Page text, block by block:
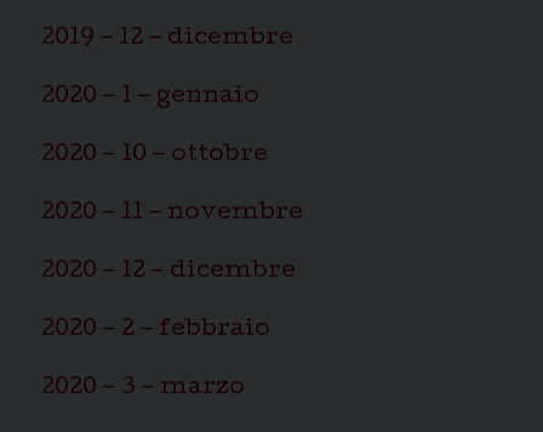
2019 – 12 – dicembre
2020 – 1 – gennaio
2020 – 10 – ottobre
2020 – 11 – novembre
2020 – 12 – dicembre
2020 – 2 – febbraio
2020 – 3 – marzo